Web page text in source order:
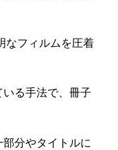
なフィルムを圧着
る手法で、冊子
分やタイトルに